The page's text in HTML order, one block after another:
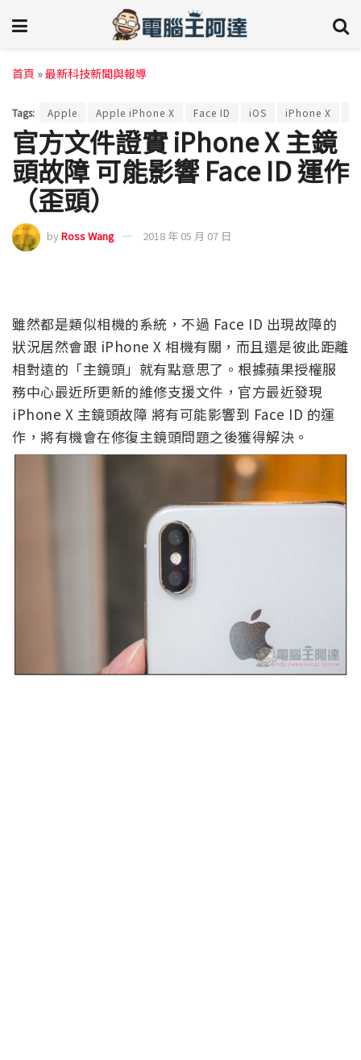
首頁 »最新科技新聞與報導
Tags: Apple Apple iPhone X Face ID iOS iPhone X
官方文件證實 iPhone X 主鏡
頭故障 可能影響 Face ID 運作
（歪頭）
byRoss Wang 2018 年 05 月 07 日
雖然都是類似相機的系統，不過 Face ID 出現故障的
狀況居然會跟 iPhone X 相機有關，而且還是彼此距離
相對遠的「主鏡頭」就有點意思了。根據蘋果授權服
務中心最近所更新的維修支援文件，官方最近發現
iPhone X 主鏡頭故障 將有可能影響到 Face ID 的運
作，將有機會在修復主鏡頭問題之後獲得解決。